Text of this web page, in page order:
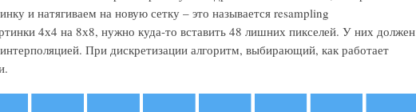
и натягиваем на новую сетку – это называется resampling
4х4 на 8х8, нужно куда-то вставить 48 лишних пикселей. У них должен
При дискретизации алгоритм, выбирающий, как работает